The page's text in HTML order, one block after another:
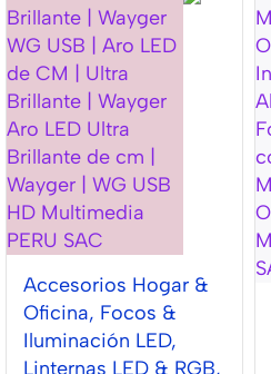
Accesorios Hogar &
Oficina, Focos &
Iluminación LED,
Linternas LED & RGB,